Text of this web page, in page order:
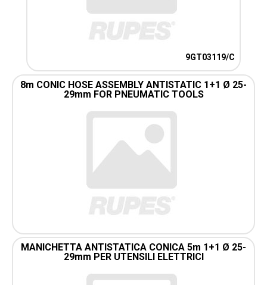
9GT03119/C
8m CONIC HOSE ASSEMBLY ANTISTATIC 1+1 Ø 25-
29mm FOR PNEUMATIC TOOLS
MANICHETTA ANTISTATICA CONICA 5m 1+1 Ø 25-
29mm PER UTENSILI ELETTRICI